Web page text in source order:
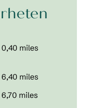
0,40 miles
6,40 miles
6,70 miles